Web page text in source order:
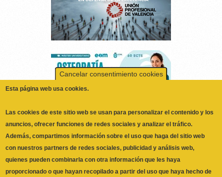
ILUSTRE COLEGIO OFICIAL DE
Cancelar consentimiento cookies
Esta página web usa cookies.
Las cookies de este sitio web se usan para personalizar el contenido y los
Además, compartimos información sobre el uso que haga del sitio web
con nuestros partners de redes sociales, publicidad y análisis web,
quienes pueden combinarla con otra información que les haya
proporcionado o que hayan recopilado a partir del uso que haya hecho de
sus servicios.
No, Deme más información